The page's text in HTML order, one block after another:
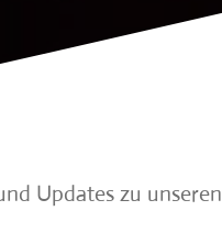
Updates zu unseren